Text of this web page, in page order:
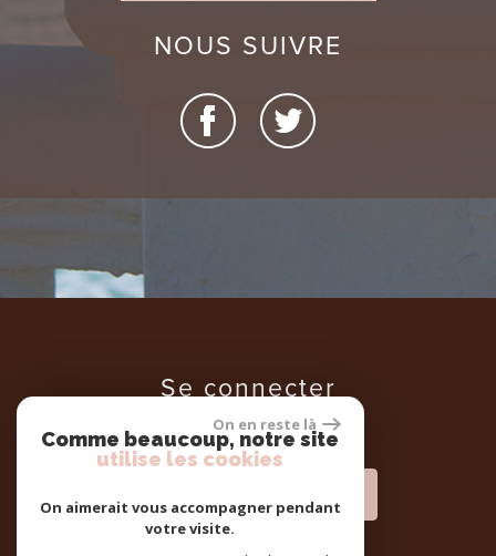
NOUS SUIVRE
se connecter
Espace propriétaires
On en reste là
Comme beaucoup, notre site
utilise les cookies
On aimerait vous accompagner pendant
votre visite.